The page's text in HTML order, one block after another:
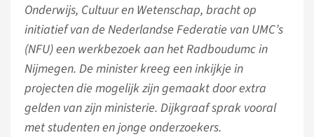
Onderwijs, Cultuur en Wetenschap, bracht op
initiatief van de Nederlandse Federatie van UMC’s
(NFU) een werkbezoek aan het Radboudumc in
Nijmegen. De minister kreeg een inkijkje in
projecten die mogelijk zijn gemaakt door extra
gelden van zijn ministerie. Dijkgraaf sprak vooral
met studenten en jonge onderzoekers.